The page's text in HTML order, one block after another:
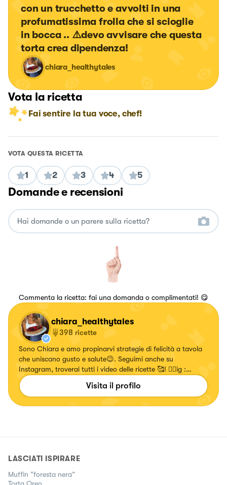
con un trucchetto e avvolti in una
profumatissima frolla che si scioglie
in bocca .. ⚠️devo avvisare che questa
torta crea dipendenza!
chiara_healthytales
Vota la ricetta
Fai sentire la tua voce, chef!
VOTA QUESTA RICETTA
1 2 3 4 5
Domande e recensioni
Commenta la ricetta: fai una domanda o complimentati! 😋
chiara_healthytales
398 ricette
Sono Chiara e amo propinarvi strategie di felicità a tavola
che uniscano gusto e salute😉. Seguimi anche su
Instagram, troverai tutti i video delle ricette 🥰! 👉🏻ig :
chiara_healthytales
Visita il profilo
LASCIATI ISPIRARE
Muffin “foresta nera”